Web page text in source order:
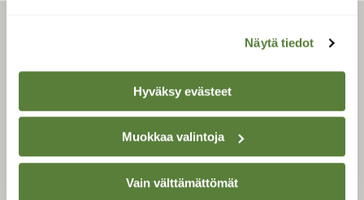
Näytä tiedot
Hyväksy evästeet
Muokkaa valintoja
Vain välttämättömät
LEHTI
Uusin lehti
Tilaa Suomen Luonto
Tilaa digilukuoikeus
Äänestä parasta juttua
Tilaa uutiskirje